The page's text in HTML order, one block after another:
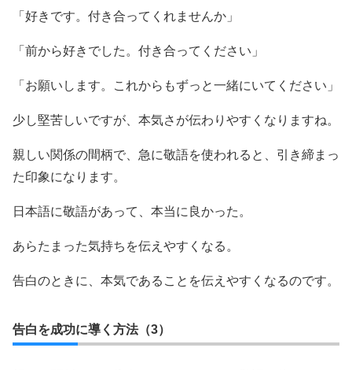
「好きです。付き合ってくれませんか」
「前から好きでした。付き合ってください」
「お願いします。これからもずっと一緒にいてください」
少し堅苦しいですが、本気さが伝わりやすくなりますね。
親しい関係の間柄で、急に敬語を使われると、引き締まっ
た印象になります。
日本語に敬語があって、本当に良かった。
あらたまった気持ちを伝えやすくなる。
告白のときに、本気であることを伝えやすくなるのです。
告白を成功に導く方法（3）